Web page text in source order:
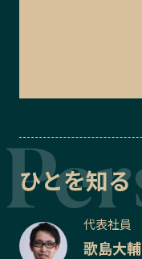
ひとを知る
代表社員
歌島大輔